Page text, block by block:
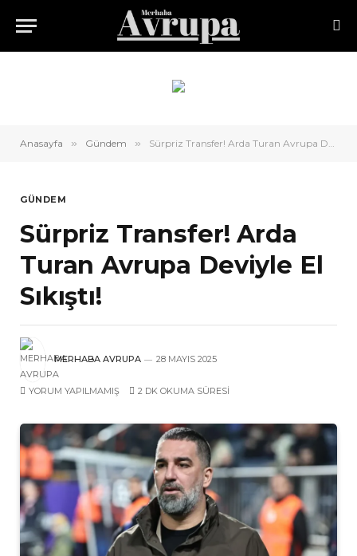
Anasayfa » Gündem » Sürpriz Transfer! Arda Turan Avrupa Deviyle El Sıkıştı!
GÜNDEM
Sürpriz Transfer! Arda
Turan Avrupa Deviyle El
Sıkıştı!
MERHABA AVRUPA 28 MAYIS 2025
YORUM YAPILMAMIŞ 2 DK OKUMA SÜRESI